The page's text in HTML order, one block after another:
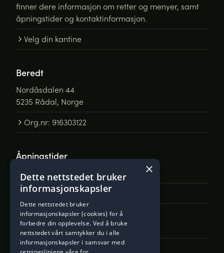
finner dere informasjon om retter og menyer, samt
åpningstider og kontaktinformasjon.
Velg din kantine
Beredt
Nordåsdalen 44
5235 Rådal, Norge
Org.nr: 916303122
Åpningstider
Man - Fre: 0800 til 15:00
Åpne Google Maps
Ta kontakt
Telefon: +47 55 36 26 00
×
Dette nettstedet bruker
informasjonskapsler
Dette nettstedet bruker
informasjonskapsler (cookies) for å
forbedre din opplevelse. Ved å bruke
nettstedet vårt samtykker du i alle
informasjonskapsler i samsvar med